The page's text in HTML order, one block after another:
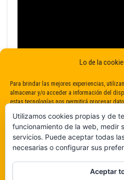
Lo de la
Para brindar las mejores experiencias,
almacenar y/o acceder a información del
estas tecnologías nos permitirá procesar
consentimiento puede afectar
funciones.
Utilizamos cookies propias y de
funcionamiento de la web, medir
servicios. Puede aceptar todas
necesarias o configurar sus
Aceptar